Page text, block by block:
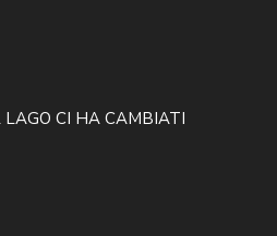
LAGO CI HA CAMBIATI